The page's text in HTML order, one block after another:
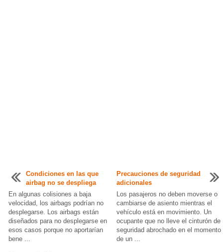
Condiciones en las que
airbag no se despliega
En algunas colisiones a baja
velocidad, los airbags podrían no
desplegarse. Los airbags están
diseñados para no desplegarse en
esos casos porque no aportarían
bene ...
Precauciones de seguridad
adicionales
Los pasajeros no deben moverse o
cambiarse de asiento mientras el
vehículo está en movimiento. Un
ocupante que no lleve el cinturón de
seguridad abrochado en el momento
de un ...